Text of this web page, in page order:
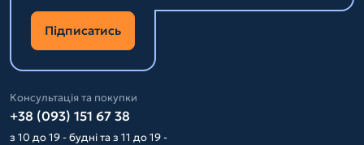
Підписатись
Консультація та покупки
+38 (093) 151 67 38
з 10 до 19 - будні та з 11 до 19 -